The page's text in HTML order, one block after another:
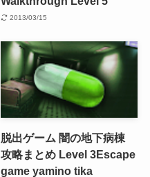
2013/03/15
脱出ゲーム 闇の地下病棟
攻略まとめ Level 3Escape
game yamino tika